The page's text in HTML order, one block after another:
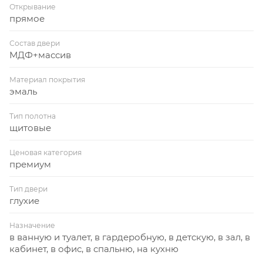
Открывание
прямое
Состав двери
МДФ+массив
Материал покрытия
эмаль
Тип полотна
щитовые
Ценовая категория
премиум
Тип двери
глухие
Назначение
в ванную и туалет, в гардеробную, в детскую, в зал, в
кабинет, в офис, в спальню, на кухню